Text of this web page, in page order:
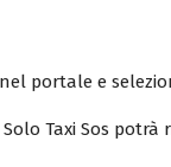
portale e
Taxi Sos